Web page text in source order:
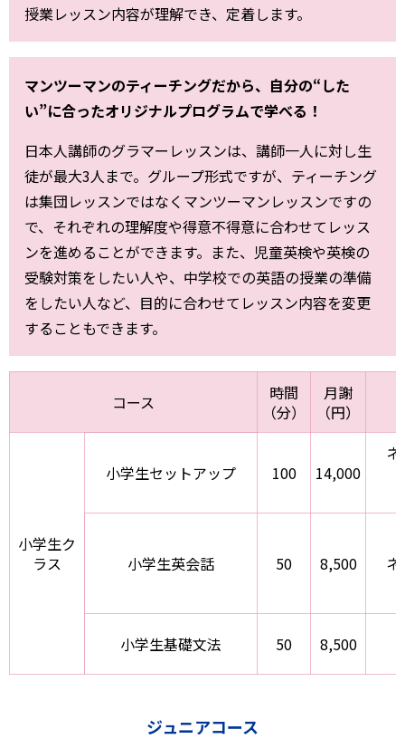
授業レッスン内容が理解でき、定着します。
マンツーマンのティーチングだから、自分の“した
い”に合ったオリジナルプログラムで学べる！
日本人講師のグラマーレッスンは、講師一人に対し生
徒が最大3人まで。グループ形式ですが、ティーチング
は集団レッスンではなくマンツーマンレッスンですの
で、それぞれの理解度や得意不得意に合わせてレッス
ンを進めることができます。また、児童英検や英検の
受験対策をしたい人や、中学校での英語の授業の準備
をしたい人など、目的に合わせてレッスン内容を変更
することもできます。
コース
時間
（分）
月謝
（円）
小学生ク
ラス
小学生セットアップ 100 14,000
ネ
小学生英会話 50 8,500 ネ
小学生基礎文法 50 8,500
ジュニアコース